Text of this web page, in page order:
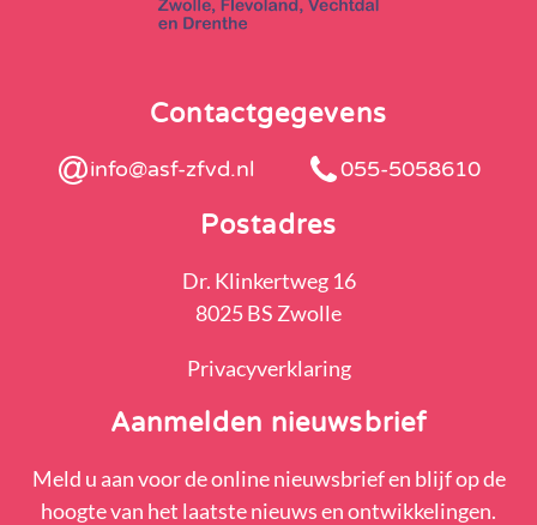
Contactgegevens
info@asf-zfvd.nl 055-5058610
Postadres
Dr. Klinkertweg 16
8025 BS Zwolle
Privacyverklaring
Aanmelden nieuwsbrief
Meld u aan voor de online nieuwsbrief en blijf op de
hoogte van het laatste nieuws en ontwikkelingen.